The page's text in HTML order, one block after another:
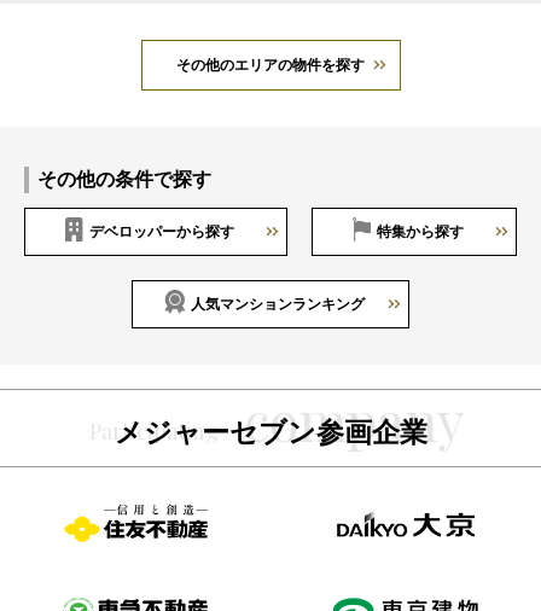
その他のエリアの物件を探す
その他の条件で探す
デベロッパーから探す 特集から探す
人気マンションランキング
メジャーセブン参画企業